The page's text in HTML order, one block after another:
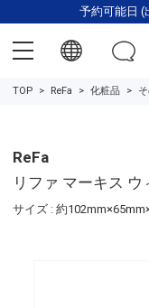
予約可能日 (
TOP ReFa 化粧品
ReFa
リファ マーキス ウ
サイズ : 約